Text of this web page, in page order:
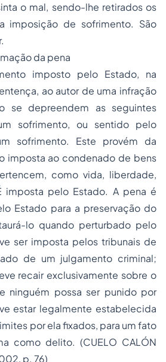
o mal, sendo-lhe retirados os
imposição de sofrimento. São
da pena
imposto pelo Estado, na
ao autor de uma infração
se depreendem as seguintes
sofrimento, ou sentido pelo
sofrimento. Este provém da
imposta ao condenado de bens
como vida, liberdade,
imposta pelo Estado. A pena é
Estado para a preservação do
lo quando perturbado pelo
ser imposta pelos tribunais de
de um julgamento criminal;
recair exclusivamente sobre o
ninguém possa ser punido por
estar legalmente estabelecida
por ela fixados, para um fato
como delito. (CUELO CALÓN
p. 76)